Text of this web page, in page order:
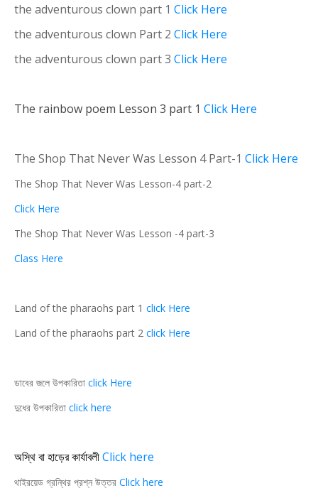
the adventurous clown part 1 Click Here
the adventurous clown Part 2 Click Here
the adventurous clown part 3 Click Here
The rainbow poem Lesson 3 part 1 Click Here
The Shop That Never Was Lesson 4 Part-1 Click Here
The Shop That Never Was Lesson-4 part-2
Click Here
The Shop That Never Was Lesson -4 part-3
Class Here
Land of the pharaohs part 1 click Here
Land of the pharaohs part 2 click Here
ডাবের জলে উপকারিতা click Here
দুধের উপকারিতা click here
অস্থি বা হাড়ের কার্যাবলীClick here
থাইরয়েড গ্রন্থির প্রশ্ন উত্তর Click here